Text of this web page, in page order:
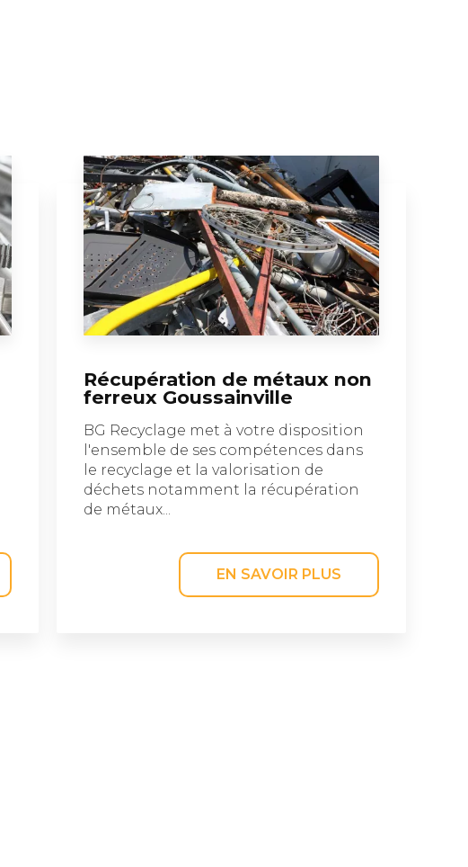
Récupération de métaux non
ferreux Goussainville
BG Recyclage met à votre disposition
l'ensemble de ses compétences dans
le recyclage et la valorisation de
déchets notamment la récupération
de métaux...
EN SAVOIR PLUS